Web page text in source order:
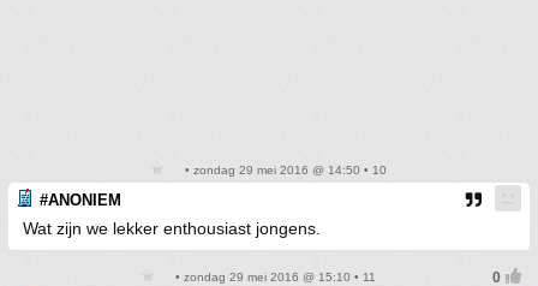
• zondag 29 mei 2016 @ 14:50 • 10
#ANONIEM
Wat zijn we lekker enthousiast jongens.
• zondag 29 mei 2016 @ 15:10 • 11